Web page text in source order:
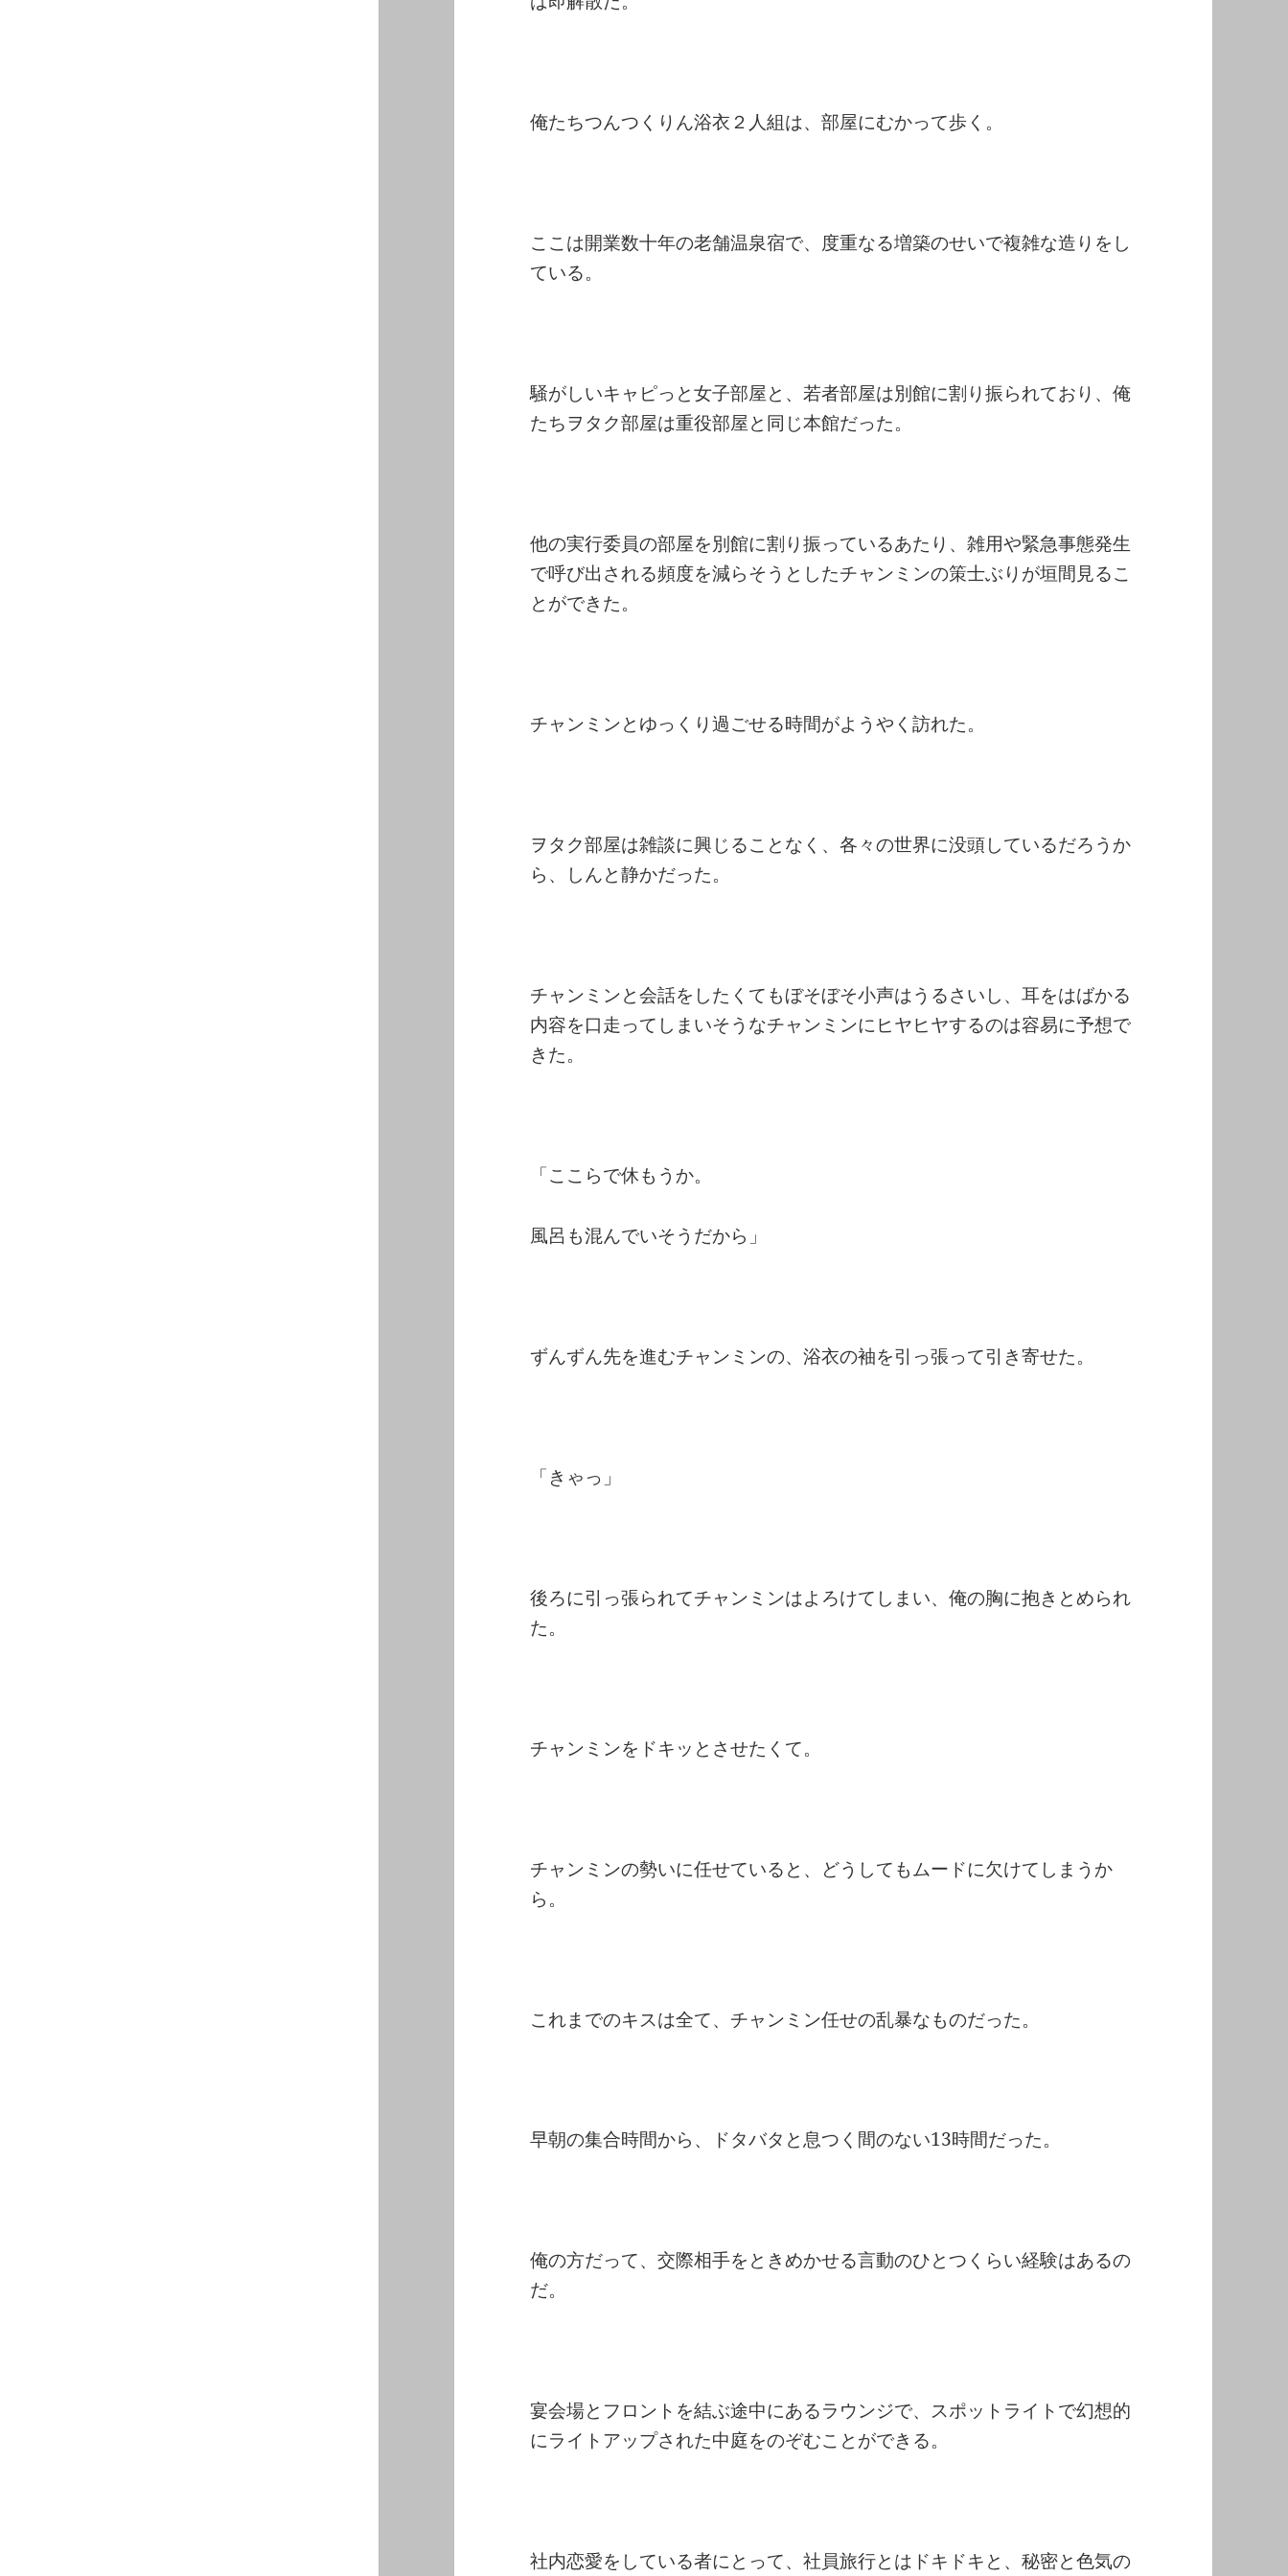
俺たちつんつくりん浴衣２人組は、部屋にむかって歩く。
ここは開業数十年の老舗温泉宿で、度重なる増築のせいで複雑な造りをし
ている。
騒がしいキャピっと女子部屋と、若者部屋は別館に割り振られており、俺
たちヲタク部屋は重役部屋と同じ本館だった。
他の実行委員の部屋を別館に割り振っているあたり、雑用や緊急事態発生
で呼び出される頻度を減らそうとしたチャンミンの策士ぶりが垣間見るこ
とができた。
チャンミンとゆっくり過ごせる時間がようやく訪れた。
ヲタク部屋は雑談に興じることなく、各々の世界に没頭しているだろうか
ら、しんと静かだった。
チャンミンと会話をしたくてもぼそぼそ小声はうるさいし、耳をはばかる
内容を口走ってしまいそうなチャンミンにヒヤヒヤするのは容易に予想で
きた。
「ここらで休もうか。
風呂も混んでいそうだから」
ずんずん先を進むチャンミンの、浴衣の袖を引っ張って引き寄せた。
「きゃっ」
後ろに引っ張られてチャンミンはよろけてしまい、俺の胸に抱きとめられ
た。
チャンミンをドキッとさせたくて。
チャンミンの勢いに任せていると、どうしてもムードに欠けてしまうか
ら。
これまでのキスは全て、チャンミン任せの乱暴なものだった。
早朝の集合時間から、ドタバタと息つく間のない13時間だった。
俺の方だって、交際相手をときめかせる言動のひとつくらい経験はあるの
だ。
宴会場とフロントを結ぶ途中にあるラウンジで、スポットライトで幻想的
にライトアップされた中庭をのぞむことができる。
社内恋愛をしている者にとって、社員旅行とはドキドキと、秘密と色気の